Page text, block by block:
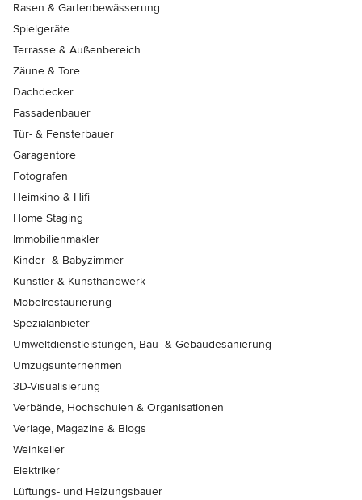
Rasen & Gartenbewässerung
Spielgeräte
Terrasse & Außenbereich
Zäune & Tore
Dachdecker
Fassadenbauer
Tür- & Fensterbauer
Garagentore
Fotografen
Heimkino & Hifi
Home Staging
Immobilienmakler
Kinder- & Babyzimmer
Künstler & Kunsthandwerk
Möbelrestaurierung
Spezialanbieter
Umweltdienstleistungen, Bau- & Gebäudesanierung
Umzugsunternehmen
3D-Visualisierung
Verbände, Hochschulen & Organisationen
Verlage, Magazine & Blogs
Weinkeller
Elektriker
Lüftungs- und Heizungsbauer